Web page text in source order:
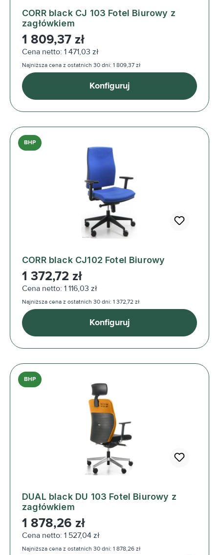
CORR black CJ 103 Fotel Biurowy z
zagłówkiem
Cena regularna:
1 809,37 zł
Cena netto: 1 471,03 zł
Najniższa cena z ostatnich 30 dni: 1 809,37 zł
Konfiguruj
CORR black CJ102 Fotel Biurowy
BHP
Cena regularna:
1 372,72 zł
Cena netto: 1 116,03 zł
Najniższa cena z ostatnich 30 dni: 1 372,72 zł
Konfiguruj
DUAL black DU 103 Fotel Biurowy z
zagłówkiem
BHP
Cena regularna:
1 878,26 zł
Cena netto: 1 527,04 zł
Najniższa cena z ostatnich 30 dni: 1 878,26 zł